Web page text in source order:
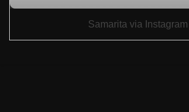
Samarita via Instagram